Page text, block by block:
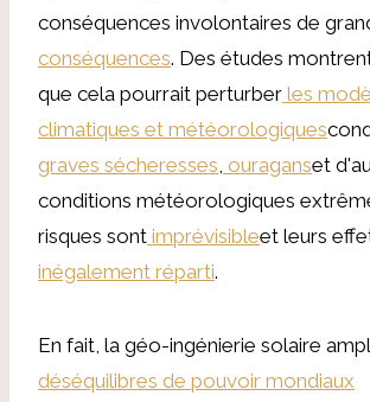
conséquences involontaires de
conséquences. Des études
que cela pourrait perturber les
climatiques et météorologiques
graves sécheresses ouraganset
conditions météorologiques
risques sont imprévisibleet leurs
inégalement réparti.
En fait, la géo-ingénierie solaire
déséquilibres de pouvoir mondiaux